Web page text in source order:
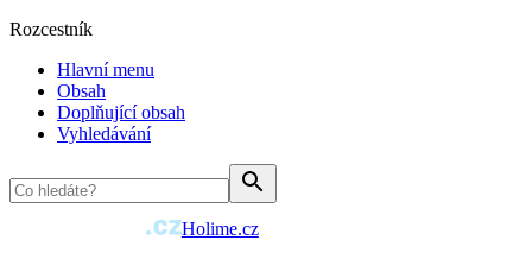
Rozcestník
Hlavní menu
Obsah
Doplňující obsah
Vyhledávání
Holime.cz